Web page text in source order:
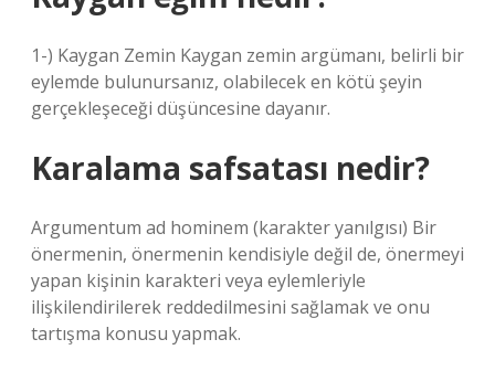
1-) Kaygan Zemin Kaygan zemin argümanı, belirli bir
eylemde bulunursanız, olabilecek en kötü şeyin
gerçekleşeceği düşüncesine dayanır.
Karalama safsatası nedir?
Argumentum ad hominem (karakter yanılgısı) Bir
önermenin, önermenin kendisiyle değil de, önermeyi
yapan kişinin karakteri veya eylemleriyle
ilişkilendirilerek reddedilmesini sağlamak ve onu
tartışma konusu yapmak.